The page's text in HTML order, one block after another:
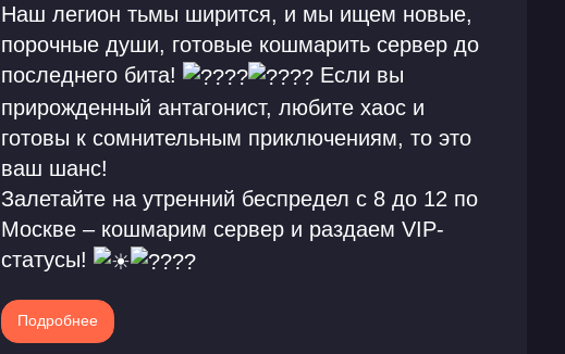
Наш легион тьмы ширится, и мы ищем новые,
порочные души, готовые кошмарить сервер до
последнего бита!
Если вы
прирожденный антагонист, любите хаос и
готовы к сомнительным приключениям, то это
ваш шанс!
Залетайте на утренний беспредел с 8 до 12 по
Москве – кошмарим сервер и раздаем VIP-
статусы!
Подробнее